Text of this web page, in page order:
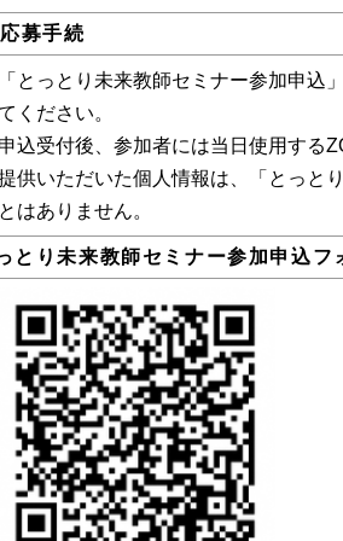
募手続
とっとり未来教師セミナー参加申込
ください。
込受付後、参加者には当日使用する
供いただいた個人情報は、「とっと
はありません。
とり未来教師セミナー参加申込フ